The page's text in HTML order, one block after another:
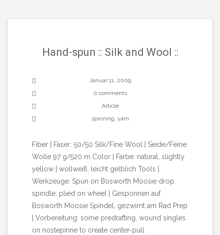
Hand-spun :: Silk and Wool ::
Januar 11, 2009
0 comments
Article
spinning, yarn
Fiber | Faser: 50/50 Silk/Fine Wool | Seide/Feine
Wolle 97 g/520 m Color | Farbe: natural, slightly
yellow | wollweiß, leicht gelblich Tools |
Werkzeuge: Spun on Bosworth Moosie drop
spindle, plied on wheel | Gesponnen auf
Bosworth Moosie Spindel, gezwirnt am Rad Prep
| Vorbereitung: some predrafting, wound singles
on nostepinne to create center-pull